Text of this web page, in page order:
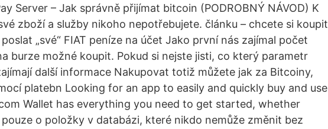
Server – Jak správně přijímat bitcoin (PODROBNÝ NÁVOD) K
zboží a služby nikoho nepotřebujete. článku – chcete si koupit
„své“ FIAT peníze na účet Jako první nás zajímal počet
burze možné koupit. Pokud si nejste jisti, co který parametr
další informace Nakupovat totiž můžete jak za Bitcoiny,
platebn Looking for an app to easily and quickly buy and use
Wallet has everything you need to get started, whether
o položky v databázi, které nikdo nemůže změnit bez